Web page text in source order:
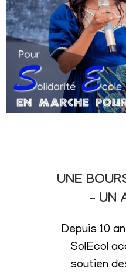
UNE
– UN
Depuis 10
SolEcol
soutien